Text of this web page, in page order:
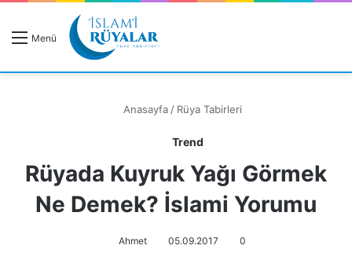
Menü
Anasayfa / Rüya Tabirleri
Trend
Rüyada Kuyruk Yağı Görmek
Ne Demek? İslami Yorumu
Ahmet 05.09.2017 0
Rüyanızı Arayın